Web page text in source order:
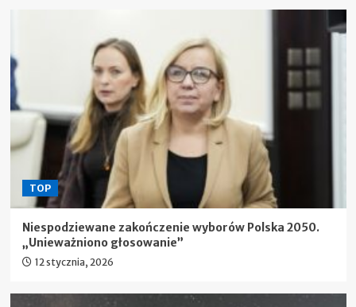
TOP
Niespodziewane zakończenie wyborów Polska 2050.
„Unieważniono głosowanie”
12 stycznia, 2026